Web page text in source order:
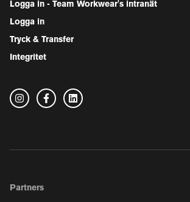
Logga in - Team Workwear's intranät
Logga in
Tryck & Transfer
Integritet
Partners